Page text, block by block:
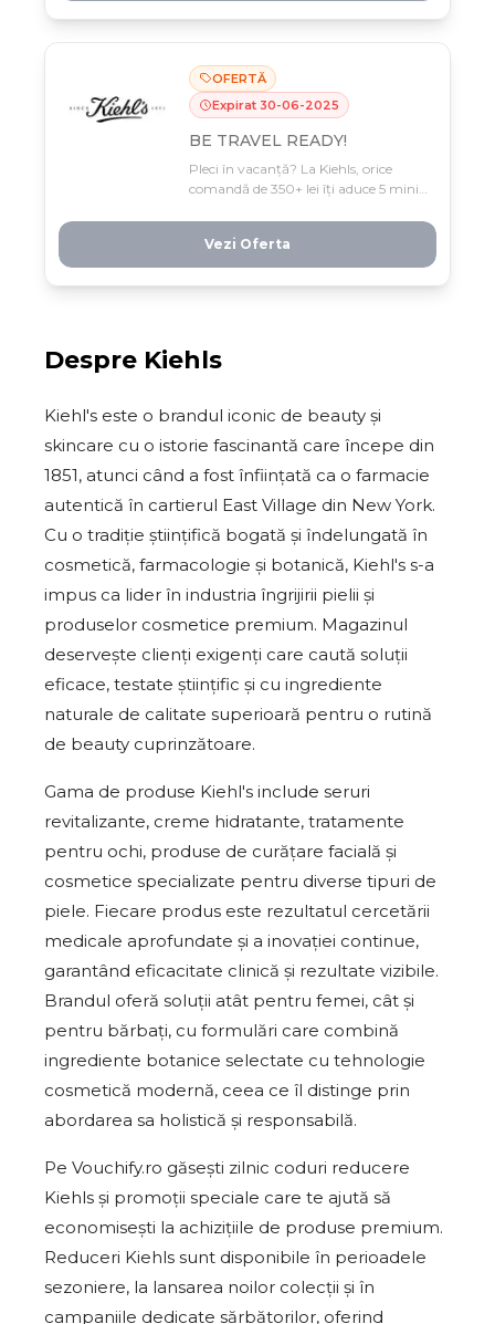
OFERTĂ
Expirat 30-06-2025
BE TRAVEL READY!
Pleci în vacanță? La Kiehls, orice
comandă de 350+ lei îți aduce 5 mini-
iunie – formează-ți travel kit-ul
perfect cu produse premium la preț
de promo.
Vezi Oferta
Despre Kiehls
Kiehl's este o brandul iconic de beauty și
skincare cu o istorie fascinantă care începe din
1851, atunci când a fost înființată ca o farmacie
autentică în cartierul East Village din New York.
Cu o tradiție științifică bogată și îndelungată în
cosmetică, farmacologie și botanică, Kiehl's s-a
impus ca lider în industria îngrijirii pielii și
produselor cosmetice premium. Magazinul
deservește clienți exigenți care caută soluții
eficace, testate științific și cu ingrediente
naturale de calitate superioară pentru o rutină
de beauty cuprinzătoare.
Gama de produse Kiehl's include seruri
revitalizante, creme hidratante, tratamente
pentru ochi, produse de curățare facială și
cosmetice specializate pentru diverse tipuri de
piele. Fiecare produs este rezultatul cercetării
medicale aprofundate și a inovației continue,
garantând eficacitate clinică și rezultate vizibile.
Brandul oferă soluții atât pentru femei, cât și
pentru bărbați, cu formulări care combină
ingrediente botanice selectate cu tehnologie
cosmetică modernă, ceea ce îl distinge prin
abordarea sa holistică și responsabilă.
Pe Vouchify.ro găsești zilnic coduri reducere
Kiehls și promoții speciale care te ajută să
economisești la achizițiile de produse premium.
Reduceri Kiehls sunt disponibile în perioadele
sezoniere, la lansarea noilor colecții și în
campaniile dedicate sărbătorilor, oferind